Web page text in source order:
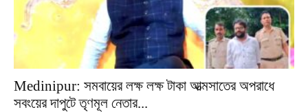
Medinipur: সমবায়ের লক্ষ লক্ষ টাকা আত্মসাতের অপরাধে
সবংয়ের দাপুটে তৃণমূল নেতার...